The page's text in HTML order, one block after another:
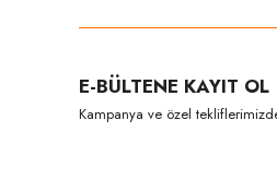
Ürün açıklamasında eksik
Ürün bilgilerinde hatalar
E-BÜLTENE KAYIT OL
Kampanya ve özel